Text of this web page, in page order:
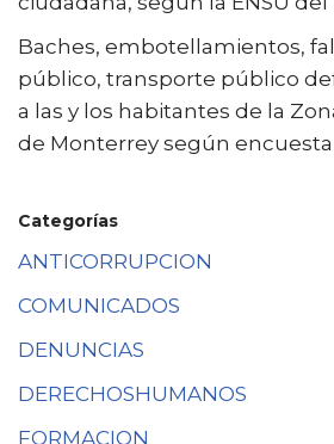
Baches, embotellamientos,
público, transporte público
a las y los habitantes de la
de Monterrey según encuesta
Categorías
ANTICORRUPCION
COMUNICADOS
DENUNCIAS
DERECHOSHUMANOS
FORMACION